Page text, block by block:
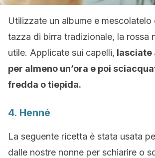
Utilizzate un albume e mescolatelo
tazza di birra tradizionale, la rossa
utile. Applicate sui capelli, lasciate
per almeno un’ora e poi
fredda o tiepida.
4. Henné
La seguente ricetta è stata usata
dalle nostre nonne per schiarire o